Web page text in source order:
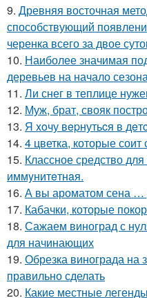
9. Древняя восточная
способствующий
черенка всего за двое
10. Наиболее значимая
деревьев на начало
11. Ли снег в теплице
12. Муж, брат, свояк
13. Я xoчу вepнутьcя в
14. 4 цветка, которые
15. Классное средство
иммyнитeтнaя.
16. А вы ароматом сена
17. Кабачки, которые
18. Сажаем виноград с
для начинающих
19. Обрезка винограда на
правильно сделать
20. Какие местные